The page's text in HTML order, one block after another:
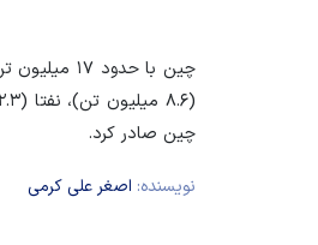
چین صادر کرد.
نویسنده: اصغر علی کرمی